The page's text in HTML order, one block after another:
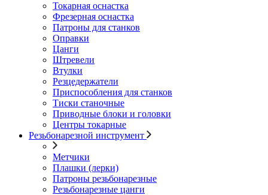
Токарная оснастка
Фрезерная оснастка
Патроны для станков
Оправки
Цанги
Штревели
Втулки
Резцедержатели
Приспособления для станков
Тиски станочные
Приводные блоки и головки
Центры токарные
Резьбонарезной инструмент
Метчики
Плашки (лерки)
Патроны резьбонарезные
Резьбонарезные цанги